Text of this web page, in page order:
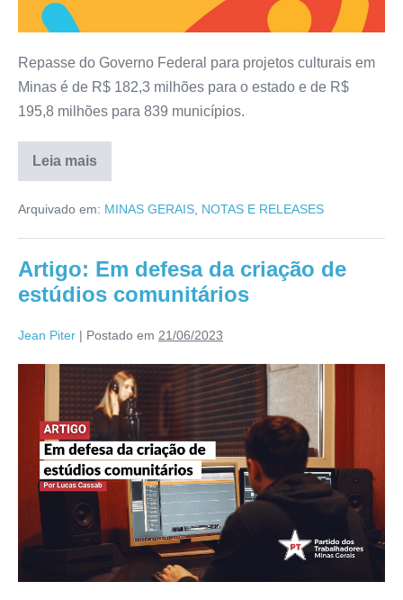
Repasse do Governo Federal para projetos culturais em
Minas é de R$ 182,3 milhões para o estado e de R$
195,8 milhões para 839 municípios.
Leia mais
Arquivado em: MINAS GERAIS NOTAS E RELEASES
Artigo: Em defesa da criação de
estúdios comunitários
Jean Piter | Postado em 21/06/2023